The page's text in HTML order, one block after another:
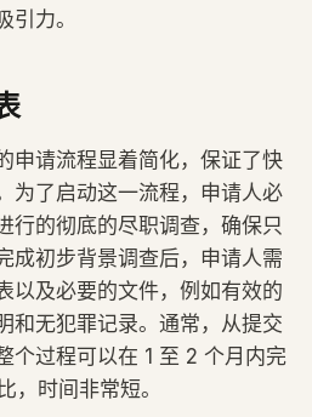
引力。
申请流程显着简化，保证了快
为了启动这一流程，申请人必
行的彻底的尽职调查，确保只
成初步背景调查后，申请人需
以及必要的文件，例如有效的
和无犯罪记录。通常，从提交
个过程可以在 1 至 2 个月内完
，时间非常短。